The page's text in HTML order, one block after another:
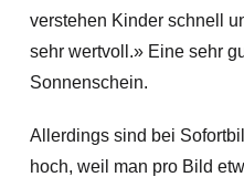
verstehen Kinder schnell
sehr wertvoll.» Eine sehr
Sonnenschein.
Allerdings sind bei
hoch, weil man pro Bild